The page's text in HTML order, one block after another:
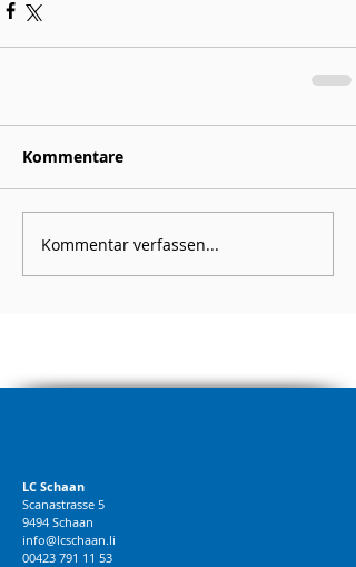
Kommentare
Kommentar verfassen...
LC Schaan
Scanastrasse 5
9494 Schaan
info@lcschaan.li
00423 791 11 53